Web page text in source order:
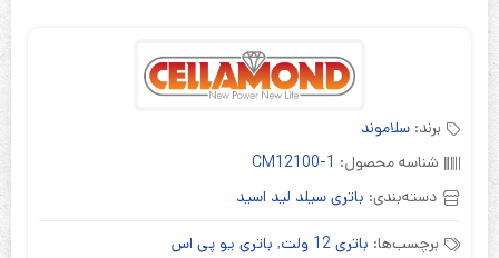
برند: سلاموند
شناسه محصول: CM12100-1
دسته‌بندی: باتری سیلد لید اسید
برچسب‌ها: باتری 12 ولت , باتری یو پی اس